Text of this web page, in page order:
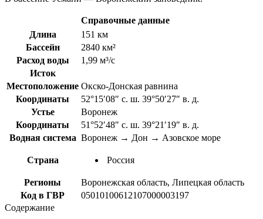
Справочные данные
Длина
151 км
Бассейн
2840 км²
Расход воды
1,99 м³/с
Исток
Местоположение Окско-Донская равнина
Координаты
52°15′08″ с. ш. 39°50′27″ в. д.
Устье
Воронеж
Координаты
51°52′48″ с. ш. 39°21′19″ в. д.
Водная система Воронеж → Дон → Азовское море
Страна Россия
Регионы
Воронежская область, Липецкая область
Код в ГВР
05010100612107000003197
Содержание